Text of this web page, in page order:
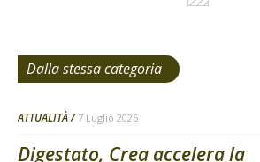
Dalla stessa categoria
ATTUALITÀ 7 Luglio 2026
Digestato, Crea accelera la